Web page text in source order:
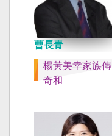
曹長青
楊黃美幸家族傳
奇和